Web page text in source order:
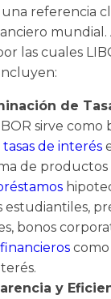
referencia
mundial.
las cuales
de
sirve como
tasas de interés
de productos
estudiantiles,
bonos
como
y